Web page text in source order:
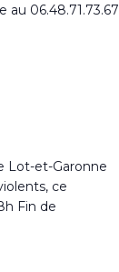
06.48.71.73.67
Lot-et-Garonne
ce
Fin de